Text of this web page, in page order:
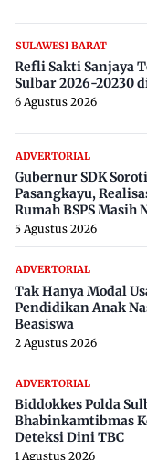
SULAWESI BARAT
Refli Sakti Sanjaya
Sulbar 2026-20230
6 Agustus 2026
ADVERTORIAL
Gubernur SDK
Pasangkayu,
Rumah BSPS Masih
5 Agustus 2026
ADVERTORIAL
Tak Hanya Modal
Pendidikan Anak
Beasiswa
2 Agustus 2026
ADVERTORIAL
Biddokkes Polda
Bhabinkamtibmas
Deteksi Dini TBC
1 Agustus 2026